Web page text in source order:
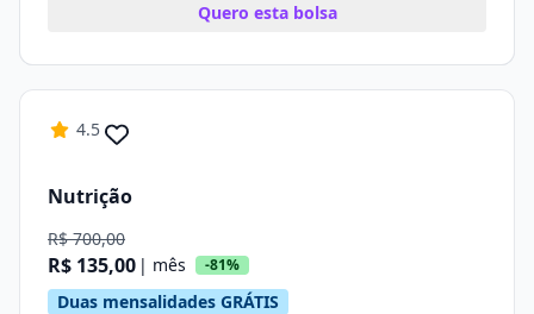
Quero esta bolsa
4.5
Nutrição
R$ 700,00
R$ 135,00 | mês -81%
Duas mensalidades GRÁTIS